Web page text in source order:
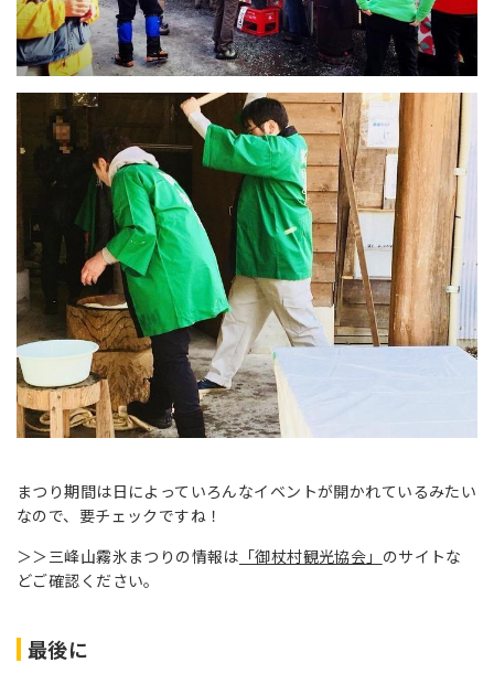
まつり期間は日によっていろんなイベントが開かれているみたい
なので、要チェックですね！
＞＞三峰山霧氷まつりの情報は 「御杖村観光協会」 のサイトな
どご確認ください。
最後に